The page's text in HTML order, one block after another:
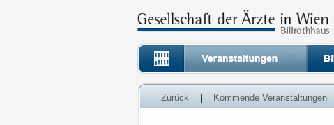
Zurück Kommende Veranstaltungen